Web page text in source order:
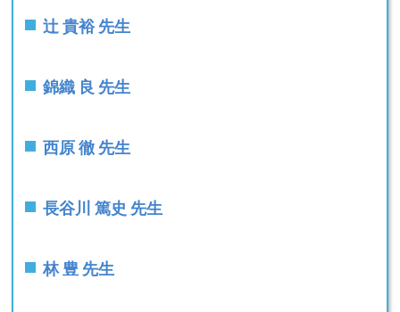
辻 貴裕 先生
錦織 良 先生
西原 徹 先生
長谷川 篤史 先生
林 豊 先生